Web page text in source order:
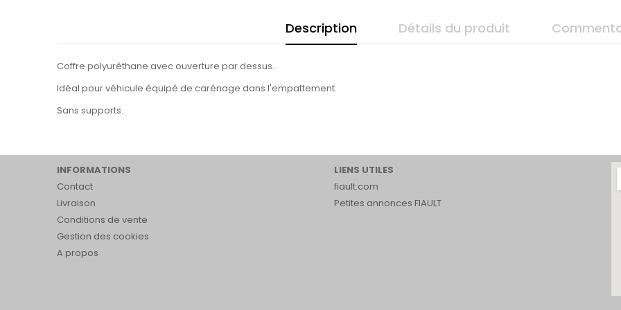
Description Détails du produit
Coffre polyuréthane avec ouverture par dessus.
Idéal pour véhicule équipé de carénage dans l'empattement.
Sans supports.
INFORMATIONS
Contact
Livraison
Conditions de vente
Gestion des cookies
A propos
LIENS UTILES
fiault.com
Petites annonces FIAULT